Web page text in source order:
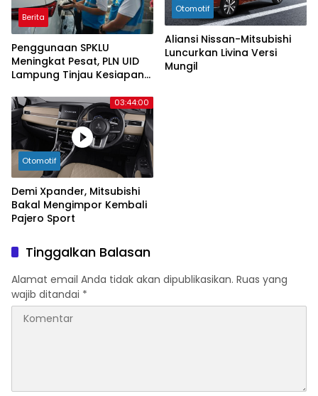
Berita
Penggunaan SPKLU
Meningkat Pesat, PLN UID
Lampung Tinjau Kesiapan
Lebaran 2026
Otomotif
Aliansi Nissan-Mitsubishi
Luncurkan Livina Versi
Mungil
03:44:00
Otomotif
Demi Xpander, Mitsubishi
Bakal Mengimpor Kembali
Pajero Sport
Tinggalkan Balasan
Alamat email Anda tidak akan dipublikasikan. Ruas yang
wajib ditandai *